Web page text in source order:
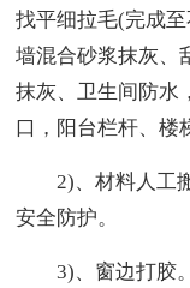
找平细拉毛(完成
墙混合砂浆抹灰、
抹灰、卫生间防水
口，阳台栏杆、楼
2)、材料人工
安全防护。
3)、窗边打胶。